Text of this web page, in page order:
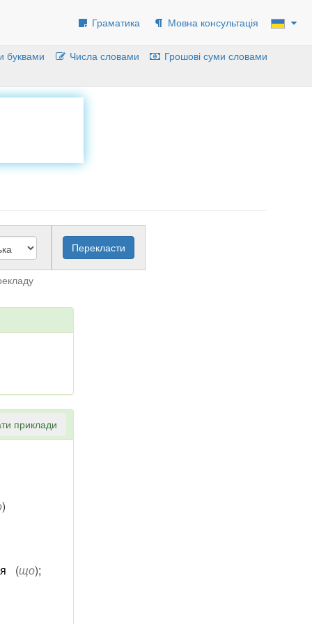
Граматика Мовна консультація
буквами Числа словами
Грошові суми словами
приклади
)
(що);